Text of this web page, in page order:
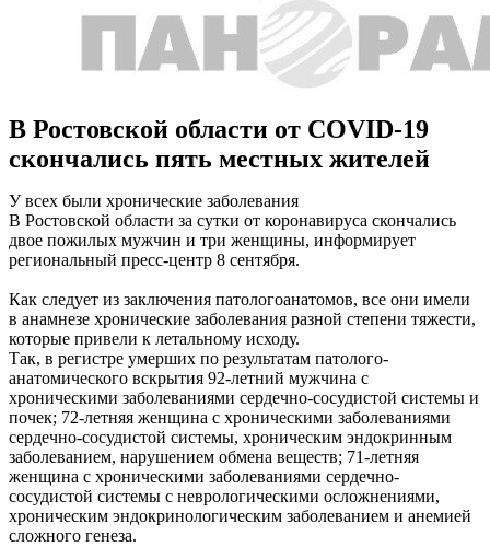
В Ростовской области от COVID-19
скончались пять местных жителей
У всех были хронические заболевания
В Ростовской области за сутки от коронавируса скончались
двое пожилых мужчин и три женщины, информирует
региональный пресс-центр 8 сентября.
Как следует из заключения патологоанатомов, все они имели
в анамнезе хронические заболевания разной степени тяжести,
которые привели к летальному исходу.
Так, в регистре умерших по результатам патолого-
анатомического вскрытия 92-летний мужчина с
хроническими заболеваниями сердечно-сосудистой системы и
почек; 72-летняя женщина с хроническими заболеваниями
сердечно-сосудистой системы, хроническим эндокринным
заболеванием, нарушением обмена веществ; 71-летняя
женщина с хроническими заболеваниями сердечно-
сосудистой системы с неврологическими осложнениями,
хроническим эндокринологическим заболеванием и анемией
сложного генеза.